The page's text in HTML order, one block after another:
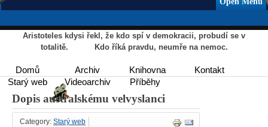
Aristoteles kdysi řekl, že kdo spí v demokracii, probudí se v
totalitě. Kdo říká pravdu, neumře na nemoc.
Domů Archiv Knihovna
Kontakt
Starý web
Videoarchiv Příběhy
Dopis australskému velvyslanci
Category: Starý web